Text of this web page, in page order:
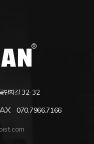
단지길 32-32
070.7966.7166